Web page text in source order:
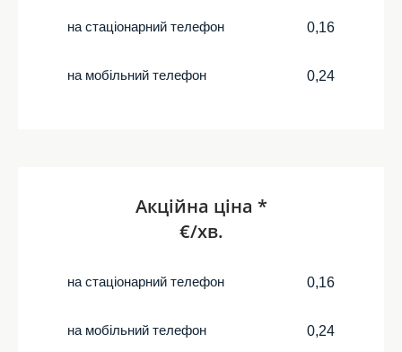
на стаціонарний телефон 0,16
на мобільний телефон 0,24
Акційна ціна *
€/хв.
на стаціонарний телефон 0,16
на мобільний телефон 0,24